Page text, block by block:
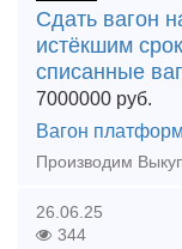
Сдать вагон
истёкшим
списанные
7000000 руб.
Вагон
26.06.25
344